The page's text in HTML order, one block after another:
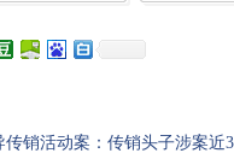
销活动案：传销头子涉案近